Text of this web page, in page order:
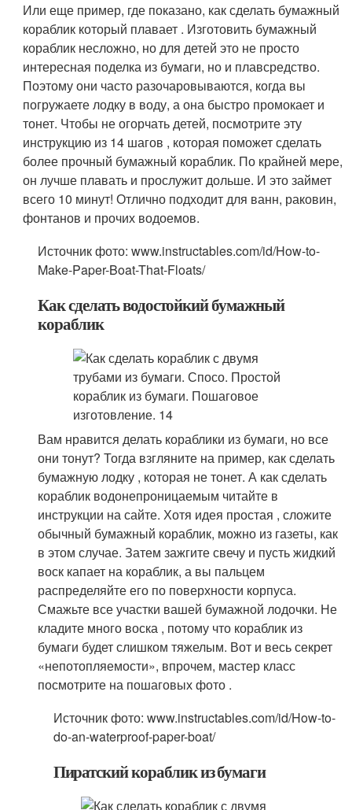
Или еще пример, где показано, как сделать бумажный
кораблик который плавает . Изготовить бумажный
кораблик несложно, но для детей это не просто
интересная поделка из бумаги, но и плавсредство.
Поэтому они часто разочаровываются, когда вы
погружаете лодку в воду, а она быстро промокает и
тонет. Чтобы не огорчать детей, посмотрите эту
инструкцию из 14 шагов , которая поможет сделать
более прочный бумажный кораблик. По крайней мере,
он лучше плавать и прослужит дольше. И это займет
всего 10 минут! Отлично подходит для ванн, раковин,
фонтанов и прочих водоемов.
Источник фото: www.instructables.com/id/How-to-
Make-Paper-Boat-That-Floats/
Как сделать водостойкий бумажный
кораблик
Вам нравится делать кораблики из бумаги, но все
они тонут? Тогда взгляните на пример, как сделать
бумажную лодку , которая не тонет. А как сделать
кораблик водонепроницаемым читайте в
инструкции на сайте. Хотя идея простая , сложите
обычный бумажный кораблик, можно из газеты, как
в этом случае. Затем зажгите свечу и пусть жидкий
воск капает на кораблик, а вы пальцем
распределяйте его по поверхности корпуса.
Смажьте все участки вашей бумажной лодочки. Не
кладите много воска , потому что кораблик из
бумаги будет слишком тяжелым. Вот и весь секрет
«непотопляемости», впрочем, мастер класс
посмотрите на пошаговых фото .
Источник фото: www.instructables.com/id/How-to-
do-an-waterproof-paper-boat/
Пиратский кораблик из бумаги